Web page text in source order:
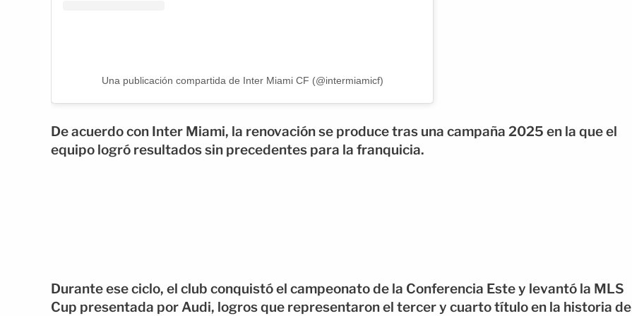
Una publicación compartida de Inter Miami CF (@intermiamicf)
De acuerdo con Inter Miami, la renovación se produce tras una campaña 2025 en la que el
equipo logró resultados sin precedentes para la franquicia.
Durante ese ciclo, el club conquistó el campeonato de la Conferencia Este y levantó la MLS
Cup presentada por Audi, logros que representaron el tercer y cuarto título en la historia de